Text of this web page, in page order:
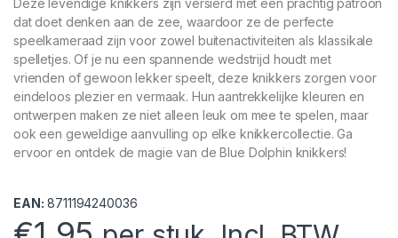
Deze levendige knikkers zijn versierd met een prachtig patroon
dat doet denken aan de zee, waardoor ze de perfecte
speelkameraad zijn voor zowel buitenactiviteiten als klassikale
spelletjes. Of je nu een spannende wedstrijd houdt met
vrienden of gewoon lekker speelt, deze knikkers zorgen voor
eindeloos plezier en vermaak. Hun aantrekkelijke kleuren en
ontwerpen maken ze niet alleen leuk om mee te spelen, maar
ook een geweldige aanvulling op elke knikkercollectie. Ga
ervoor en ontdek de magie van de Blue Dolphin knikkers!
EAN: 8711194240036